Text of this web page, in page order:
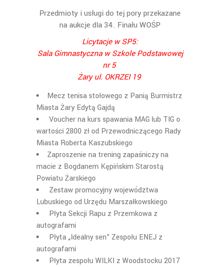
Przedmioty i usługi do tej pory przekazane
na aukcje dla 34. Finału WOŚP
Licytacje w SP5:
Sala Gimnastyczna w Szkole Podstawowej
nr 5
Żary ul. OKRZEI 19
Mecz tenisa stołowego z Panią Burmistrz
Miasta Żary Edytą Gajdą
Voucher na kurs spawania MAG lub TIG o
wartości 2800 zł od Przewodniczącego Rady
Miasta Roberta Kaszubskiego
Zaproszenie na trening zapaśniczy na
macie z Bogdanem Kępińskim Starostą
Powiatu Żarskiego
Zestaw promocyjny województwa
Lubuskiego od Urzędu Marszałkowskiego
Płyta Sekcji Rapu z Przemkowa z
autografami
Płyta „Idealny sen” Zespołu ENEJ z
autografami
Płyta zespołu WILKI z Woodstocku 2017